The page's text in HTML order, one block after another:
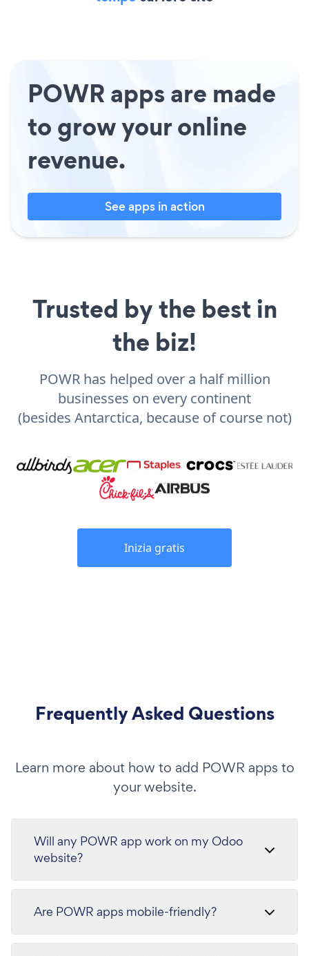
POWR apps are made
to grow your online
revenue.
See apps in action
Trusted by the best in
the biz!
POWR has helped over a half million
businesses on every continent
(besides Antarctica, because of course not)
Inizia gratis
Frequently Asked Questions
Learn more about how to add POWR apps to
your website.
Will any POWR app work on my Odoo
website?
Are POWR apps mobile-friendly?